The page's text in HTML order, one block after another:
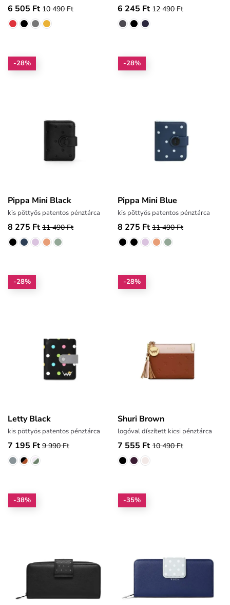
6 505 Ft 10 490 Ft 6 245 Ft 12 490 Ft
-28%
Pippa Mini Black
kis pöttyös patentos pénztárca
8 275 Ft 11 490 Ft
-28%
Pippa Mini Blue
kis pöttyös patentos pénztárca
8 275 Ft 11 490 Ft
-28%
Letty Black
kis pöttyös patentos pénztárca
7 195 Ft 9 990 Ft
-28%
Shuri Brown
logóval díszített kicsi pénztárca
7 555 Ft 10 490 Ft
-38% -35%